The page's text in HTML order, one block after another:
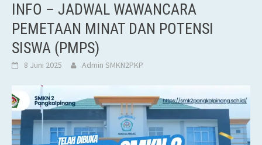
INFO – JADWAL WAWANCARA
PEMETAAN MINAT DAN POTENSI
SISWA (PMPS)
8 Juni 2025 Admin SMKN2PKP